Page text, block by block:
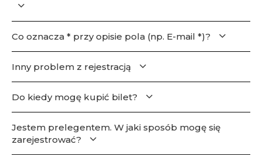
Co oznacza * przy opisie pola (np. E-mail *)?
Inny problem z rejestracją
Do kiedy mogę kupić bilet?
Jestem prelegentem. W jaki sposób mogę się
zarejestrować?